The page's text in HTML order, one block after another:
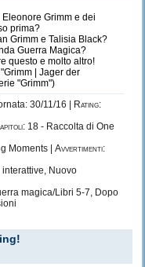
Grimm e dei
prima?
Grimm e Talisia Black?
Guerra Magica?
questo e molto altro!
| Jager der
"Grimm")
30/11/16 |
Rating:
18 - Raccolta di One
Moments | Avvertimenti:
Nuovo
magica/Libri 5-7, Dopo